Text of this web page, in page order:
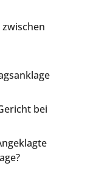
bei